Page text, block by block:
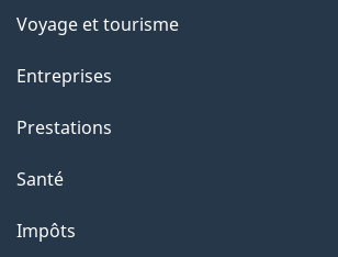
Voyage et tourisme
Entreprises
Prestations
Santé
Impôts